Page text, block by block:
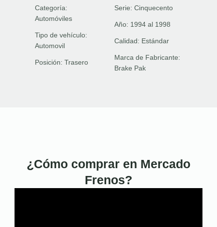
Categoría:
Automóviles
Tipo de vehículo:
Automovil
Posición: Trasero
Serie: Cinquecento
Año: 1994 al 1998
Calidad: Estándar
Marca de Fabricante:
Brake Pak
¿Cómo comprar en Mercado
Frenos?